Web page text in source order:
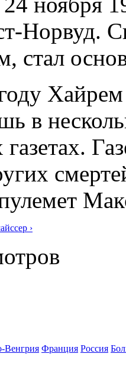
Норвуд.
стал
в
газетах.
›
Венгрия Франция Росcия